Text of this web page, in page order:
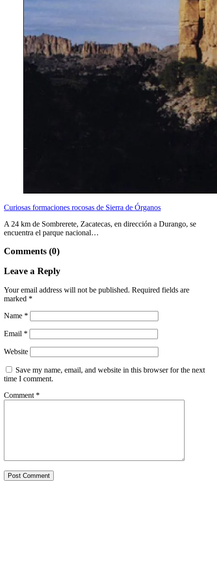
Curiosas formaciones rocosas de Sierra de Órganos
A 24 km de Sombrerete, Zacatecas, en dirección a Durango, se
encuentra el parque nacional…
Comments (0)
Leave a Reply
Your email address will not be published. Required fields are
marked *
Name *
Email *
Website
Save my name, email, and website in this browser for the next
time I comment.
Comment *